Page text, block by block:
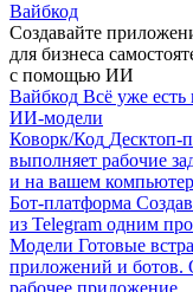
Вайбкод
Создавайте
для бизнеса
с помощью ИИ
Вайбкод Всё уже
ИИ-модели
Коворк/Код Десктоп-
выполняет рабочие
и на вашем
Бот-платформа
из Telegram одним
Модели Готовые
приложений и ботов.
рабочее приложение